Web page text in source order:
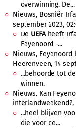
overwinning. De...
Nieuws, Bosniër
september 2023,
De UEFAheeft
Feyenoord -...
Nieuws,
Heerenveen, 14
...behoorde tot
winnen.
Nieuws, Kan
interlandweekend?,
...heel blijven
die voor de...